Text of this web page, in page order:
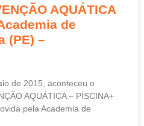
AQUÁTICA
de
(PE) –
de 2015, aconteceu o
AQUÁTICA – PISCINA+
pela Academia de